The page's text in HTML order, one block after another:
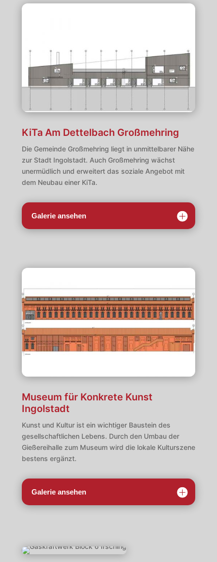
KiTa Am Dettelbach Großmehring
Die Gemeinde Großmehring liegt in unmittelbarer Nähe
zur Stadt Ingolstadt. Auch Großmehring wächst
unermüdlich und erweitert das soziale Angebot mit
dem Neubau einer KiTa.
Galerie ansehen
Museum für Konkrete Kunst
Ingolstadt
Kunst und Kultur ist ein wichtiger Baustein des
gesellschaftlichen Lebens. Durch den Umbau der
Gießereihalle zum Museum wird die lokale Kulturszene
bestens ergänzt.
Galerie ansehen